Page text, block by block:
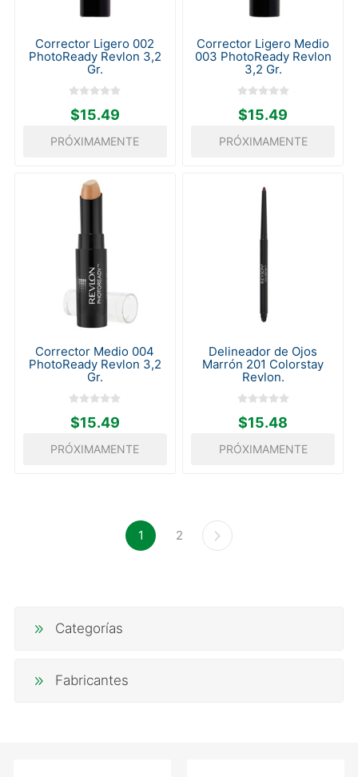
Corrector Ligero 002
PhotoReady Revlon 3,2
Gr.
$15.49
PRÓXIMAMENTE
Corrector Ligero Medio
003 PhotoReady Revlon
3,2 Gr.
$15.49
PRÓXIMAMENTE
Corrector Medio 004
PhotoReady Revlon 3,2
Gr.
$15.49
PRÓXIMAMENTE
Delineador de Ojos
Marrón 201 Colorstay
Revlon.
$15.48
PRÓXIMAMENTE
1 2
Categorías
Fabricantes